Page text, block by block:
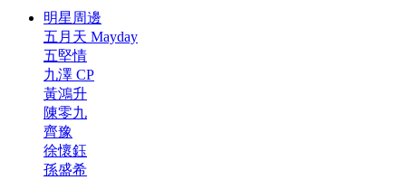
明星周邊
五月天 Mayday
五堅情
九澤 CP
黃鴻升
陳零九
齊豫
徐懷鈺
孫盛希